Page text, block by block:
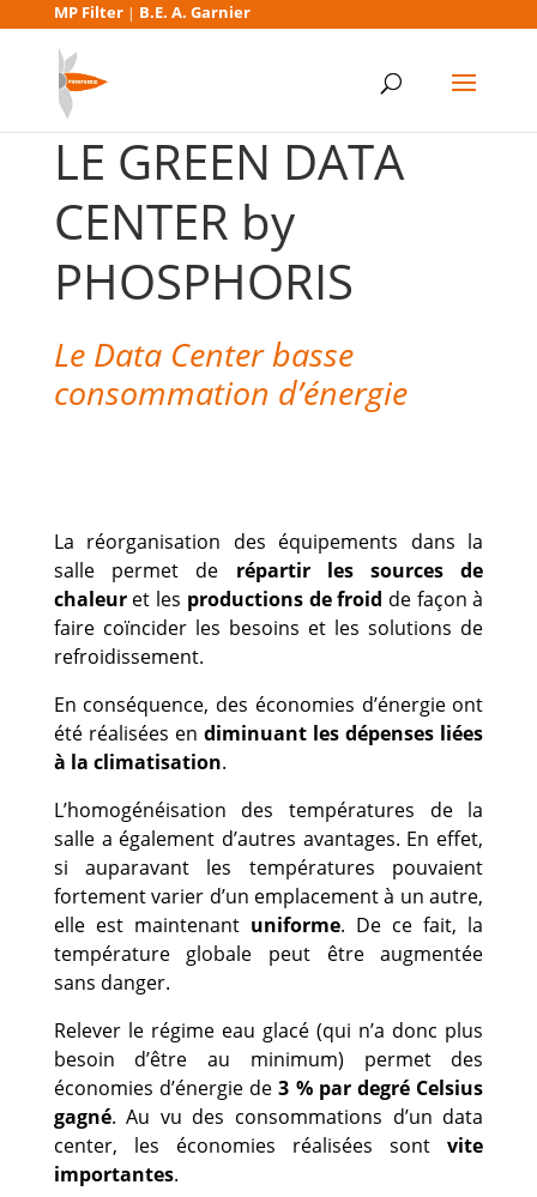
MP Filter| B.E. A. Garnier
LE GREEN DATA
CENTER by
PHOSPHORIS
Le Data Center basse
consommation d’énergie
La réorganisation des équipements dans la
salle permet de répartir les sources de
chaleuret les productions de froid de façon à
faire coïncider les besoins et les solutions de
refroidissement.
En conséquence, des économies d’énergie ont
été réalisées en diminuant les dépenses liées
à la climatisation.
L’homogénéisation des températures de la
salle a également d’autres avantages. En effet,
si auparavant les températures pouvaient
fortement varier d’un emplacement à un autre,
elle est maintenant uniforme. De ce fait, la
température globale peut être augmentée
sans danger.
Relever le régime eau glacé (qui n’a donc plus
besoin d’être au minimum) permet des
économies d’énergie de 3 % par degré Celsius
gagné. Au vu des consommations d’un data
center, les économies réalisées sontvite
importantes.